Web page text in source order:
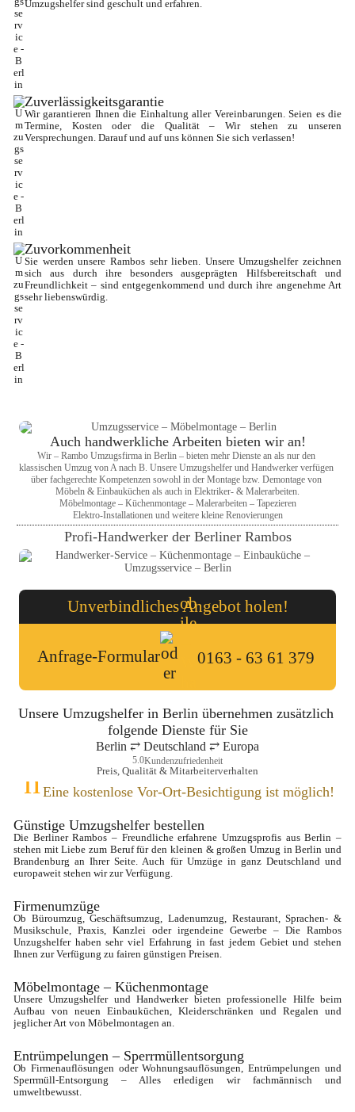
Umzugshelfer sind geschult und erfahren.
Zuverlässigkeitsgarantie
Wir garantieren Ihnen die Einhaltung aller Vereinbarungen. Seien es die
Termine, Kosten oder die Qualität – Wir stehen zu unseren
Versprechungen. Darauf und auf uns können Sie sich verlassen!
Zuvorkommenheit
Sie werden unsere Rambos sehr lieben. Unsere Umzugshelfer zeichnen
sich aus durch ihre besonders ausgeprägten Hilfsbereitschaft und
Freundlichkeit – sind entgegenkommend und durch ihre angenehme Art
sehr liebenswürdig.
Auch handwerkliche Arbeiten bieten wir an!
Wir – Rambo Umzugsfirma in Berlin – bieten mehr Dienste an als nur den
klassischen Umzug von A nach B. Unsere Umzugshelfer und Handwerker verfügen
über fachgerechte Kompetenzen sowohl in der Montage bzw. Demontage von
Möbeln & Einbauküchen als auch in Elektriker- & Malerarbeiten.
Möbelmontage – Küchenmontage – Malerarbeiten – Tapezieren
Elektro-Installationen und weitere kleine Renovierungen
Profi-Handwerker der Berliner Rambos
Unverbindliches Angebot holen!
Anfrage-Formular 0163 - 63 61 379
Unsere Umzugshelfer in Berlin übernehmen zusätzlich
folgende Dienste für Sie
Berlin ⥂ Deutschland ⥂ Europa
5.0Kundenzufriedenheit
Preis, Qualität & Mitarbeiterverhalten
Eine kostenlose Vor-Ort-Besichtigung ist möglich!
Günstige Umzugshelfer bestellen
Die Berliner Rambos – Freundliche erfahrene Umzugsprofis aus Berlin –
stehen mit Liebe zum Beruf für den kleinen & großen Umzug in Berlin und
Brandenburg an Ihrer Seite. Auch für Umzüge in ganz Deutschland und
europaweit stehen wir zur Verfügung.
Firmenumzüge
Ob Büroumzug, Geschäftsumzug, Ladenumzug, Restaurant, Sprachen- &
Musikschule, Praxis, Kanzlei oder irgendeine Gewerbe – Die Rambos
Unzugshelfer haben sehr viel Erfahrung in fast jedem Gebiet und stehen
Ihnen zur Verfügung zu fairen günstigen Preisen.
Möbelmontage – Küchenmontage
Unsere Umzugshelfer und Handwerker bieten professionelle Hilfe beim
Aufbau von neuen Einbauküchen, Kleiderschränken und Regalen und
jeglicher Art von Möbelmontagen an.
Entrümpelungen – Sperrmüllentsorgung
Ob Firmenauflösungen oder Wohnungsauflösungen, Entrümpelungen und
Sperrmüll-Entsorgung – Alles erledigen wir fachmännisch und
umweltbewusst.